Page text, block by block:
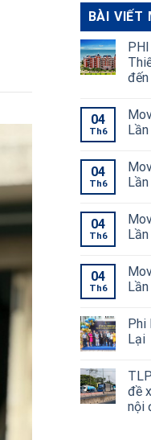
BÀI VIẾT
đến
04
Th6
04
Th6
04
Th6
04
Th6
Phi
Lại
đề
nội